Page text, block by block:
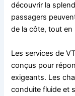
découvrir la
passagers
de la côte, tout en
Les services de
conçus pour
exigeants. Les
conduite fluide et